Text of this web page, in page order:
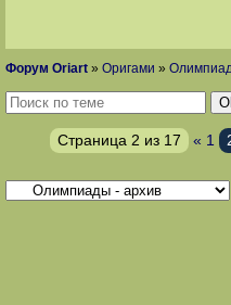
Форум Oriart » Оригами »
Страница 2 из 17 « 1